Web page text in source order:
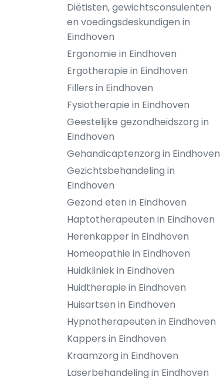
Diëtisten, gewichtsconsulenten
en voedingsdeskundigen in
Eindhoven
Ergonomie in Eindhoven
Ergotherapie in Eindhoven
Fillers in Eindhoven
Fysiotherapie in Eindhoven
Geestelijke gezondheidszorg in
Eindhoven
Gehandicaptenzorg in Eindhoven
Gezichtsbehandeling in
Eindhoven
Gezond eten in Eindhoven
Haptotherapeuten in Eindhoven
Herenkapper in Eindhoven
Homeopathie in Eindhoven
Huidkliniek in Eindhoven
Huidtherapie in Eindhoven
Huisartsen in Eindhoven
Hypnotherapeuten in Eindhoven
Kappers in Eindhoven
Kraamzorg in Eindhoven
Laserbehandeling in Eindhoven